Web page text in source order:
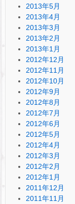
2013年5月
2013年4月
2013年3月
2013年2月
2013年1月
2012年12月
2012年11月
2012年10月
2012年9月
2012年8月
2012年7月
2012年6月
2012年5月
2012年4月
2012年3月
2012年2月
2012年1月
2011年12月
2011年11月